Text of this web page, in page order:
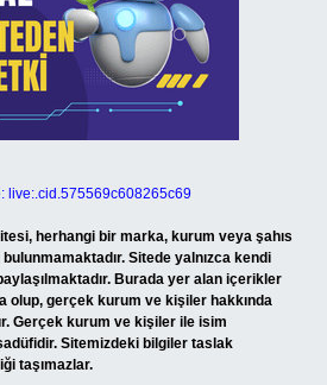
live:.cid.575569c608265c69
herhangi bir marka, kurum veya şahıs
Sitede yalnızca kendi
Burada yer alan içerikler
olup, gerçek kurum ve kişiler hakkında
Gerçek kurum ve kişiler ile isim
Sitemizdeki bilgiler taslak
taşımazlar.